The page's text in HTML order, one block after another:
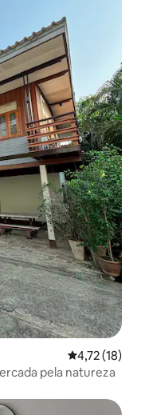
4,72 de uma
4,72 (18)
pela natureza